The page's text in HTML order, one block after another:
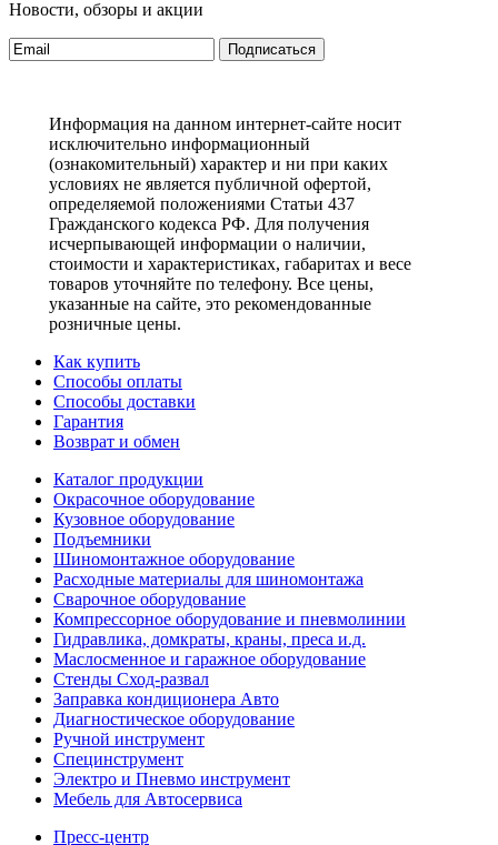
Новости, обзоры и акции
Подписаться
Информация на данном интернет-сайте носит
исключительно информационный
(ознакомительный) характер и ни при каких
условиях не является публичной офертой,
определяемой положениями Статьи 437
Гражданского кодекса РФ. Для получения
исчерпывающей информации о наличии,
стоимости и характеристиках, габаритах и весе
товаров уточняйте по телефону. Все цены,
указанные на сайте, это рекомендованные
розничные цены.
Как купить
Способы оплаты
Способы доставки
Гарантия
Возврат и обмен
Каталог продукции
Окрасочное оборудование
Кузовное оборудование
Подъемники
Шиномонтажное оборудование
Расходные материалы для шиномонтажа
Сварочное оборудование
Компрессорное оборудование и пневмолинии
Гидравлика, домкраты, краны, преса и.д.
Маслосменное и гаражное оборудование
Стенды Сход-развал
Заправка кондиционера Авто
Диагностическое оборудование
Ручной инструмент
Специнструмент
Электро и Пневмо инструмент
Мебель для Автосервиса
Пресс-центр